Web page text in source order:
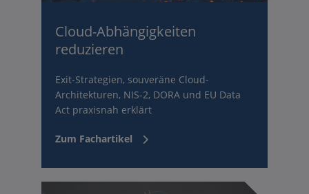
Cloud-Abhängigkeiten
reduzieren
Exit-Strategien, souveräne Cloud-
Architekturen, NIS-2, DORA und EU Data
Act praxisnah erklärt
Zum Fachartikel